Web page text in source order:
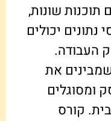
תוכנות שונות,
יכולים
העבודה.
את
ומסוגלים
קורס